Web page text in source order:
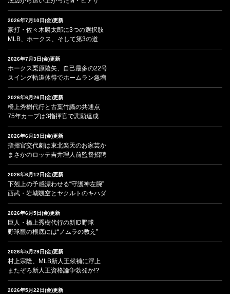
2026年7月10日(金)更新
豪打・佐々木麟太郎に3つの選択肢
MLB、ホークス、そして第3の道
2026年7月3日(金)更新
ホークス栗原陵矢、自己最多の22号
スイング軌道体得でホームラン急増
2026年6月26日(金)更新
橋上秀樹代行と古葉竹識の共通点
75年カープは3指揮官で悲願達成
2026年6月19日(金)更新
指揮官交代劇は東北楽天のお家芸か
まさかのロッテ吉井理人前監督招聘
2026年6月12日(金)更新
下剋上の予感漂わせる“守護神左腕”
西武・岩城颯空とヤクルトのキハダ
2026年6月5日(金)更新
巨人・橋上秀樹代行の新ID野球
野球観の根底には“ノムラの教え”
2026年5月29日(金)更新
村上宗隆、MLB新人王候補に浮上
またぞろ新人王資格論争勃発か!?
2026年5月22日(金)更新